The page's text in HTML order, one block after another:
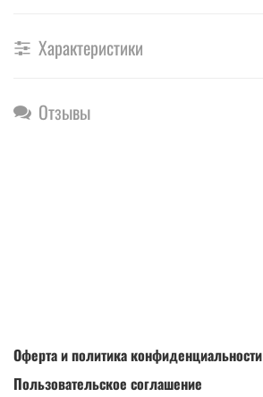
Характеристики
Отзывы
Оферта и политика конфиденциальности
Пользовательское соглашение